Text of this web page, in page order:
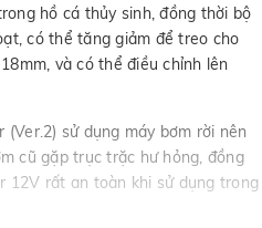
hồ cá thủy sinh, đồng thời bộ
có thể tăng giảm để treo cho
và có thể điều chỉnh lên
sử dụng máy bơm rời nên
cũ gặp trục trặc hư hỏng, đồng
12V rất an toàn khi sử dụng trong